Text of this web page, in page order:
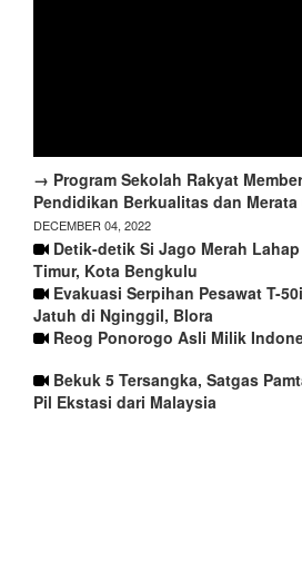
→ Program Sekolah Rakyat
Pendidikan Berkualitas dan
DECEMBER 04, 2022
Detik-detik Si Jago Merah
Timur, Kota Bengkulu
Evakuasi Serpihan Pesawat T-
Jatuh di Nginggil, Blora
Reog Ponorogo Asli Milik
Bekuk 5 Tersangka, Satgas
Pil Ekstasi dari Malaysia